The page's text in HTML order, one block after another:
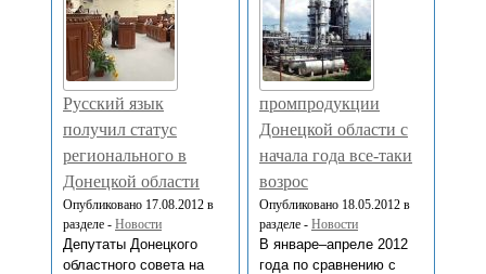
Русский язык
получил статус
регионального в
Донецкой области
Опубликовано 17.08.2012 в
разделе - Новости
Депутаты Донецкого
областного совета на
промпродукции
Донецкой области с
начала года все-таки
возрос
Опубликовано 18.05.2012 в
разделе - Новости
В январе–апреле 2012
года по сравнению с